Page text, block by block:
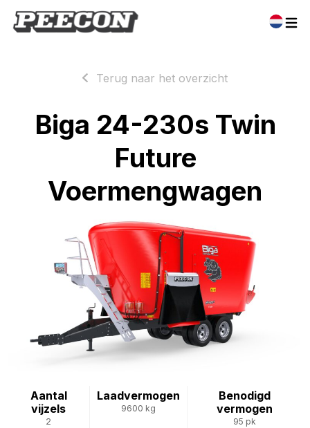
Terug naar het overzicht
Biga 24-230s Twin
Future
Voermengwagen
Aantal
vijzels
2
Laadvermogen
9600 kg
Benodigd
vermogen
95 pk